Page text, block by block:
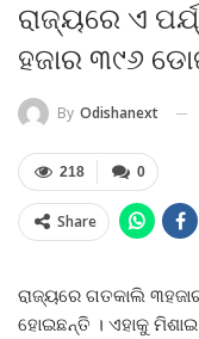
ରାଜ୍ୟରେ ଏ
ହଜାର ୩୯୬
By Odishanext
0
218
Share
ରାଜ୍ୟରେ ଗତକାଲି
ହୋଇଛନ୍ତି । ଏହାକୁ